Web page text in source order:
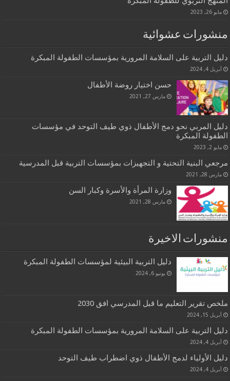
مايو 26, 2023
منشورات عشوائية
دليل التربية على السلامة المرورية بمؤسسات الطفولة المبكرة
أبريل 4, 2024
حسن اختيار روضة الأطفال
مارس 27, 2021
دليل المربي نحو دمج الأطفال ذوي طيف التوحد في مؤسسات
الطفولة المبكرة
مايو 2, 2023
مرجعي البنية التحتية و التجهيزات بمؤسسات التربية قبل المدرسية
مارس 28, 2021
وزارة المرأة والأسرة وكبار السن
مارس 28, 2021
منشورات الاخيرة
دليل التربية البيئية لمؤسسات الطفولة المبكرة
يونيو 6, 2024
ملخص تقرير التعليم ما قبل المدرسي افق 2030
أبريل 15, 2024
دليل التربية على السلامة المرورية بمؤسسات الطفولة المبكرة
أبريل 4, 2024
دليل الأولياء لدمج الأطفال ذوي اضطراب طيف التوحد
أبريل 4, 2024